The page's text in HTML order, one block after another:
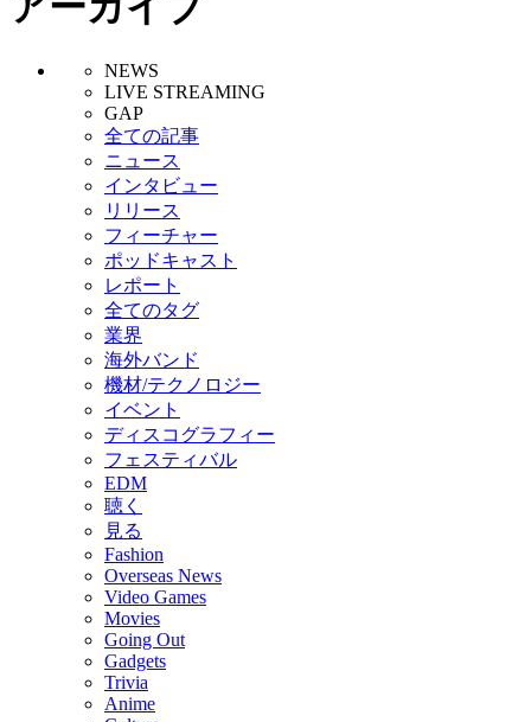
NEWS
LIVE STREAMING
GAP
全ての記事
ニュース
インタビュー
リリース
フィーチャー
ポッドキャスト
レポート
全てのタグ
業界
海外バンド
機材/テクノロジー
イベント
ディスコグラフィー
フェスティバル
EDM
聴く
見る
Fashion
Overseas News
Video Games
Movies
Going Out
Gadgets
Trivia
Anime